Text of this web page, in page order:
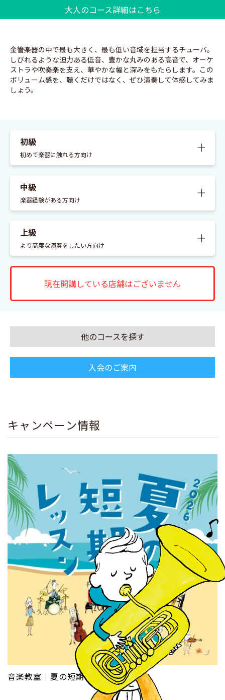
大人のコース詳細はこちら
金管楽器の中で最も大きく、最も低い音域を担当するチューバ。
しびれるような迫力ある低音、豊かな丸みのある高音で、オーケ
ストラや吹奏楽を支え、華やかな幅と深みをもたらします。この
ボリューム感を、聴くだけではなく、ぜひ演奏して体感してみま
しょう。
初級
初めて楽器に触れる方向け くわし
中級
楽器経験がある方向け くわし
上級
より高度な演奏をしたい方向け くわし
現在開講している店舗はございません
他のコースを探す
入会のご案内
キャンペーン情報
音楽教室｜夏の短期レッスン